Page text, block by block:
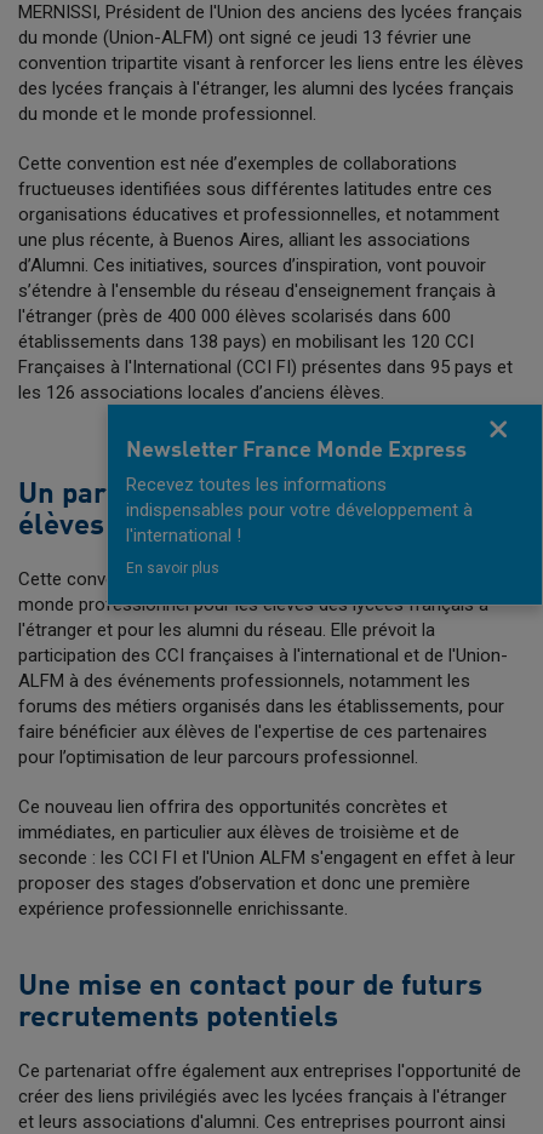
MERNISSI, Président de l'Union des anciens des lycées français
du monde (Union-ALFM) ont signé ce jeudi 13 février une
convention tripartite visant à renforcer les liens entre les élèves
des lycées français à l'étranger, les alumni des lycées français
du monde et le monde professionnel.
Cette convention est née d’exemples de collaborations
fructueuses identifiées sous différentes latitudes entre ces
organisations éducatives et professionnelles, et notamment
une plus récente, à Buenos Aires, alliant les associations
d’Alumni. Ces initiatives, sources d’inspiration, vont pouvoir
s’étendre à l'ensemble du réseau d'enseignement français à
l'étranger (près de 400 000 élèves scolarisés dans 600
établissements dans 138 pays) en mobilisant les 120 CCI
Françaises à l'International (CCI FI) présentes dans 95 pays et
les 126 associations locales d’anciens élèves.
Un partenariat pour l'avenir des
élèves
Cette convention a pour objectif de faciliter la découverte du
monde professionnel pour les élèves des lycées français à
l'étranger et pour les alumni du réseau. Elle prévoit la
participation des CCI françaises à l'international et de l'Union-
ALFM à des événements professionnels, notamment les
forums des métiers organisés dans les établissements, pour
faire bénéficier aux élèves de l'expertise de ces partenaires
pour l’optimisation de leur parcours professionnel.
Ce nouveau lien offrira des opportunités concrètes et
immédiates, en particulier aux élèves de troisième et de
seconde : les CCI FI et l'Union ALFM s'engagent en effet à leur
proposer des stages d’observation et donc une première
expérience professionnelle enrichissante.
Une mise en contact pour de futurs
recrutements potentiels
Ce partenariat offre également aux entreprises l'opportunité de
créer des liens privilégiés avec les lycées français à l'étranger
et leurs associations d'alumni. Ces entreprises pourront ainsi
Newsletter France Monde Express
Recevez toutes les informations
indispensables pour votre développement à
l'international !
En savoir plus